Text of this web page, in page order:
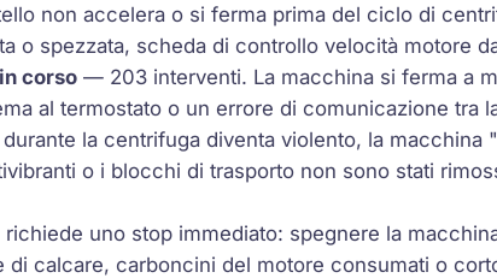
non accelera o si ferma prima del ciclo di
o spezzata, scheda di controllo velocità motore
corso — 203 interventi. La macchina si ferma a
al termostato o un errore di comunicazione tra
la centrifuga diventa violento, la macchina
o i blocchi di trasporto non sono stati
uno stop immediato: spegnere la
calcare, carboncini del motore consumati o